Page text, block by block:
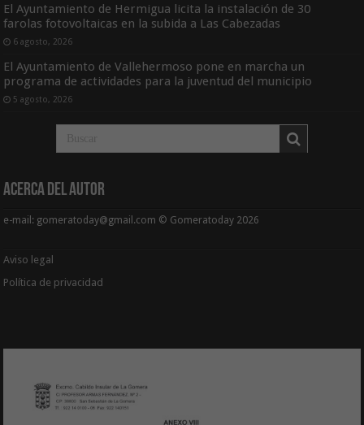
El Ayuntamiento de Hermigua licita la instalación de 30
farolas fotovoltaicas en la subida a Las Cabezadas
6 agosto, 2026
El Ayuntamiento de Vallehermoso pone en marcha un
programa de actividades para la juventud del municipio
5 agosto, 2026
Acerca del Autor
e-mail: gomeratoday@gmail.com © Gomeratoday 2026
Aviso legal
Política de privacidad